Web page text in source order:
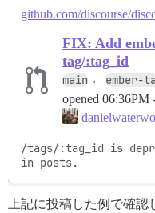
github.com/discourse/
FIX: Add
tag/:tag_id
main ←
opened 06:36PM
/tags/:tag_id is
in posts.
上記に投稿した例で確